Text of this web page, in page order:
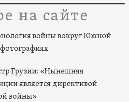
на сайте
войны вокруг Южной
Грузии: «Нынешняя
является директивой
войны»